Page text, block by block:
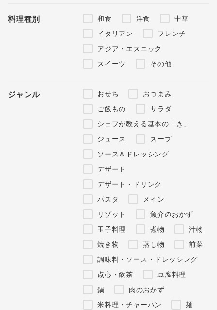
料理種別 和食 洋食
中華
イタリアン
フレンチ
アジア・エスニック
スイーツ
その他
ジャンル おせち
おつまみ
ご飯もの
サラダ
シェフが教える基本の「き」
ジュース
スープ
ソース＆ドレッシング
デザート
デザート・ドリンク
パスタ
メイン
リゾット
魚介のおかず
玉子料理
煮物
汁物
焼き物
蒸し物
前菜
調味料・ソース・ドレッシング
点心・飲茶
豆腐料理
鍋
肉のおかず
米料理・チャーハン
麺